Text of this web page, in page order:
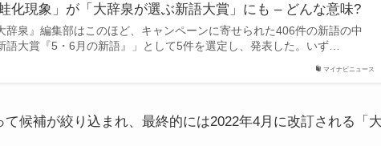
マイナビニュース
化現象」が「大辞泉が選ぶ新語大賞」にも – どんな意味?
辞泉』編集部はこのほど、キャンペーンに寄せられた406件の新語の中
語大賞『5・6月の新語』」として5件を選定し、発表した。いず…
候補が絞り込まれ、最終的には2022年4月に改訂される「